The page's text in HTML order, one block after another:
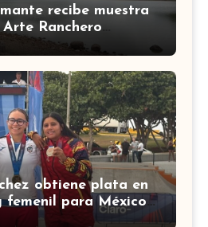
recibe muestra
Ranchero
obtiene plata en
femenil para México
2026